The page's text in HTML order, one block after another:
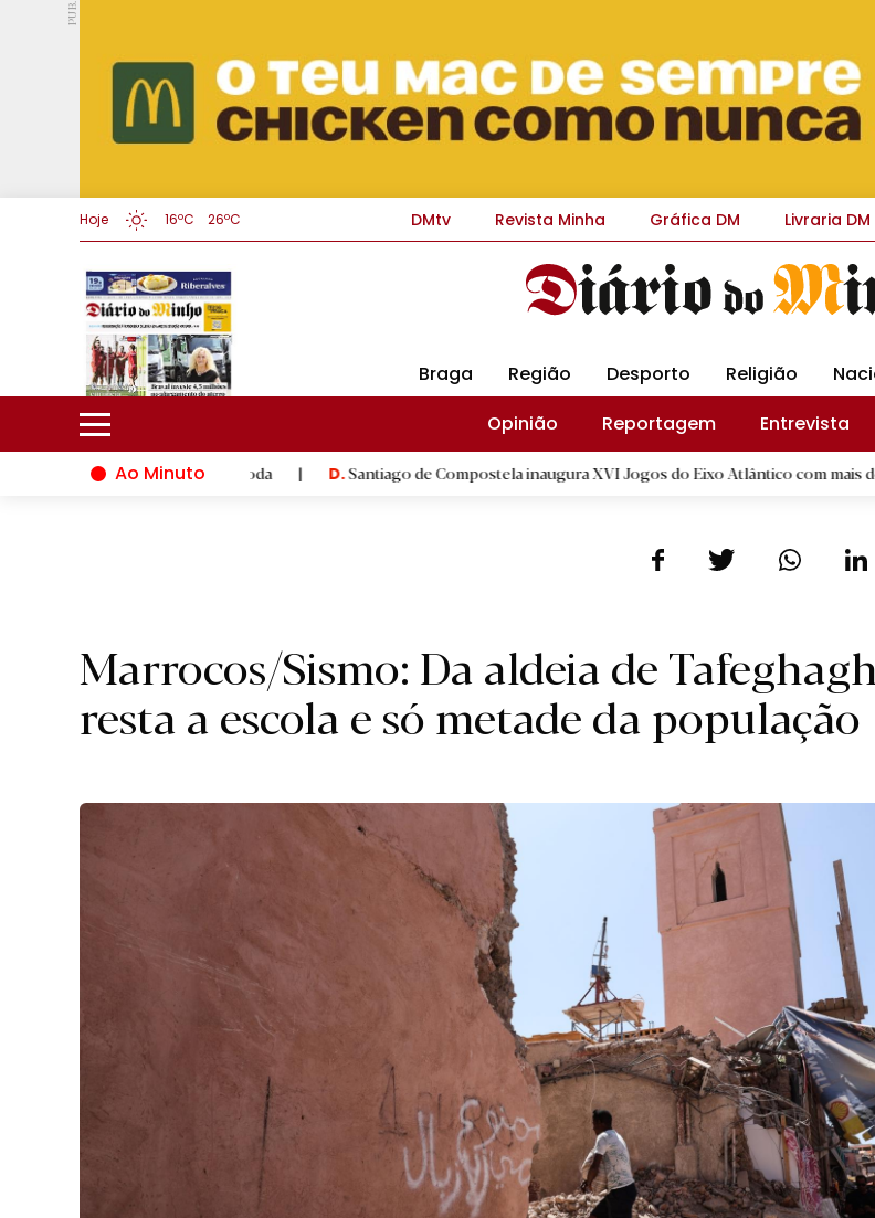
PUB.
Hoje 16ºC 26ºC DMtv Revista Minha Gráfica DM Livraria DM
Braga Região Desporto Religião
Opinião
Reportagem Entrevista
Ao Minuto
do mundo da moda | Santiago de Compostela inaugura XVI Jogos do Eixo Atlântico com mais de dois mil
Marrocos/Sismo: Da aldeia de
resta a escola e só metade da população